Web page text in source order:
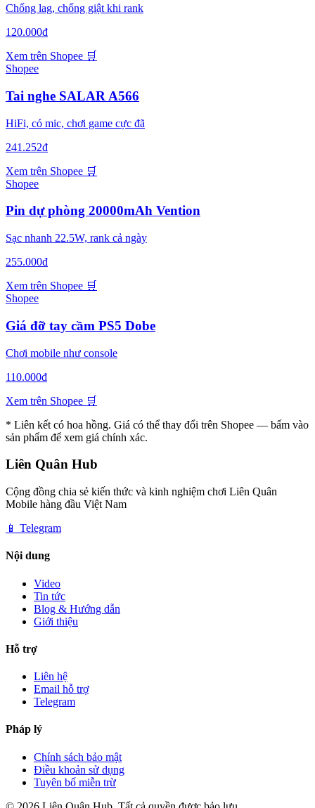
Chống lag, chống giật khi rank
120.000đ
Xem trên Shopee 🛒
Shopee
Tai nghe SALAR A566
HiFi, có mic, chơi game cực đã
241.252đ
Xem trên Shopee 🛒
Shopee
Pin dự phòng 20000mAh Vention
Sạc nhanh 22.5W, rank cả ngày
255.000đ
Xem trên Shopee 🛒
Shopee
Giá đỡ tay cầm PS5 Dobe
Chơi mobile như console
110.000đ
Xem trên Shopee 🛒
* Liên kết có hoa hồng. Giá có thể thay đổi trên Shopee — bấm vào
sản phẩm để xem giá chính xác.
Liên Quân Hub
Cộng đồng chia sẻ kiến thức và kinh nghiệm chơi Liên Quân
Mobile hàng đầu Việt Nam
📱 Telegram
Nội dung
Video
Tin tức
Blog & Hướng dẫn
Giới thiệu
Hỗ trợ
Liên hệ
Email hỗ trợ
Telegram
Pháp lý
Chính sách bảo mật
Điều khoản sử dụng
Tuyên bố miễn trừ